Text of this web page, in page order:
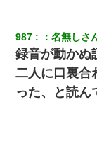
987 ：名無しさ
録音が動かぬ
二人に口裏合
った、と読ん